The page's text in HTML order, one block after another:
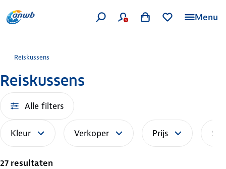
Menu
Reiskussens
Reiskussens
Alle filters
Kleur Verkoper Prijs
27 resultaten